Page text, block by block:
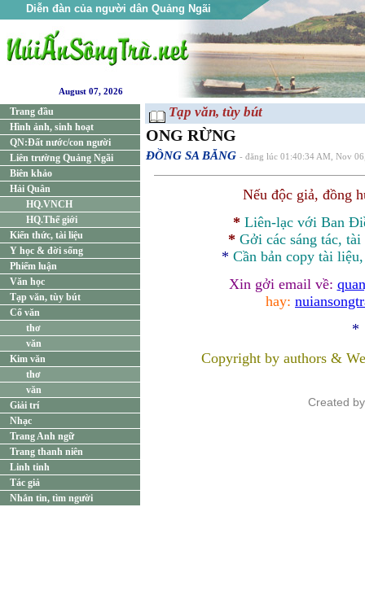
Diễn đàn của người dân Quảng Ngãi
August 07, 2026
Trang đầu
Hình ảnh, sinh hoạt
QN:Đất nước/con người
Liên trường Quảng Ngãi
Biên khảo
Hải Quân
HQ.VNCH
HQ.Thế giới
Kiến thức, tài liệu
Y học & đời sống
Phiếm luận
Văn học
Tạp văn, tùy bút
Cổ văn
thơ
văn
Kim văn
thơ
văn
Giải trí
Nhạc
Trang Anh ngữ
Trang thanh niên
Linh tinh
Tác giả
Nhắn tin, tìm người
Tạp văn, tùy bút
ONG RỪNG
ĐỒNG SA BĂNG - đăng lúc 01:40:34 AM, Nov
Nếu độc giả, đồng
* Liên-lạc với Ban
* Gởi các sáng tác,
* Cần bản copy tài
Xin gởi email về:
hay:
*
Copyright by authors &
Created